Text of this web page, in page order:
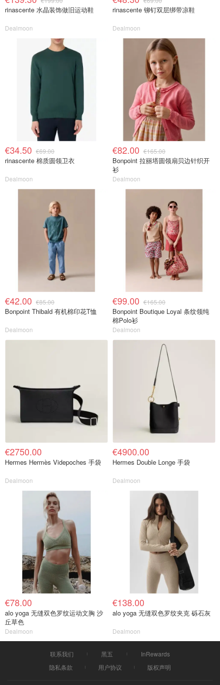
rinascente 水晶装饰做旧运动鞋
Dealmoon
rinascente 铆钉双层绑带凉鞋
Dealmoon
€34.50 €69.00
rinascente 棉质圆领卫衣
Dealmoon
€82.00 €165.00
Bonpoint 拉丽塔圆领扇贝边针织开
衫
Dealmoon
€42.00 €85.00
Bonpoint Thibald 有机棉印花T恤
Dealmoon
€99.00 €165.00
Bonpoint Boutique Loyal 条纹领纯
棉Polo衫
Dealmoon
€2750.00
Hermes Hermès Videpoches 手袋
Dealmoon
€4900.00
Hermes Double Longe 手袋
Dealmoon
€78.00
alo yoga 无缝双色罗纹运动文胸 沙
丘草色
Dealmoon
€138.00
alo yoga 无缝双色罗纹夹克 砾石灰
Dealmoon
联系我们 黑五
InRewards
隐私条款
用户协议 版权声明